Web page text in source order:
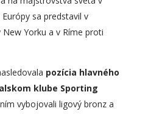
sa predstavil v
Yorku a v Ríme proti
pozícia hlavného
klube Sporting
vybojovali ligový bronz a